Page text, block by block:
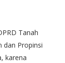
Tanah
dan Propinsi
karena